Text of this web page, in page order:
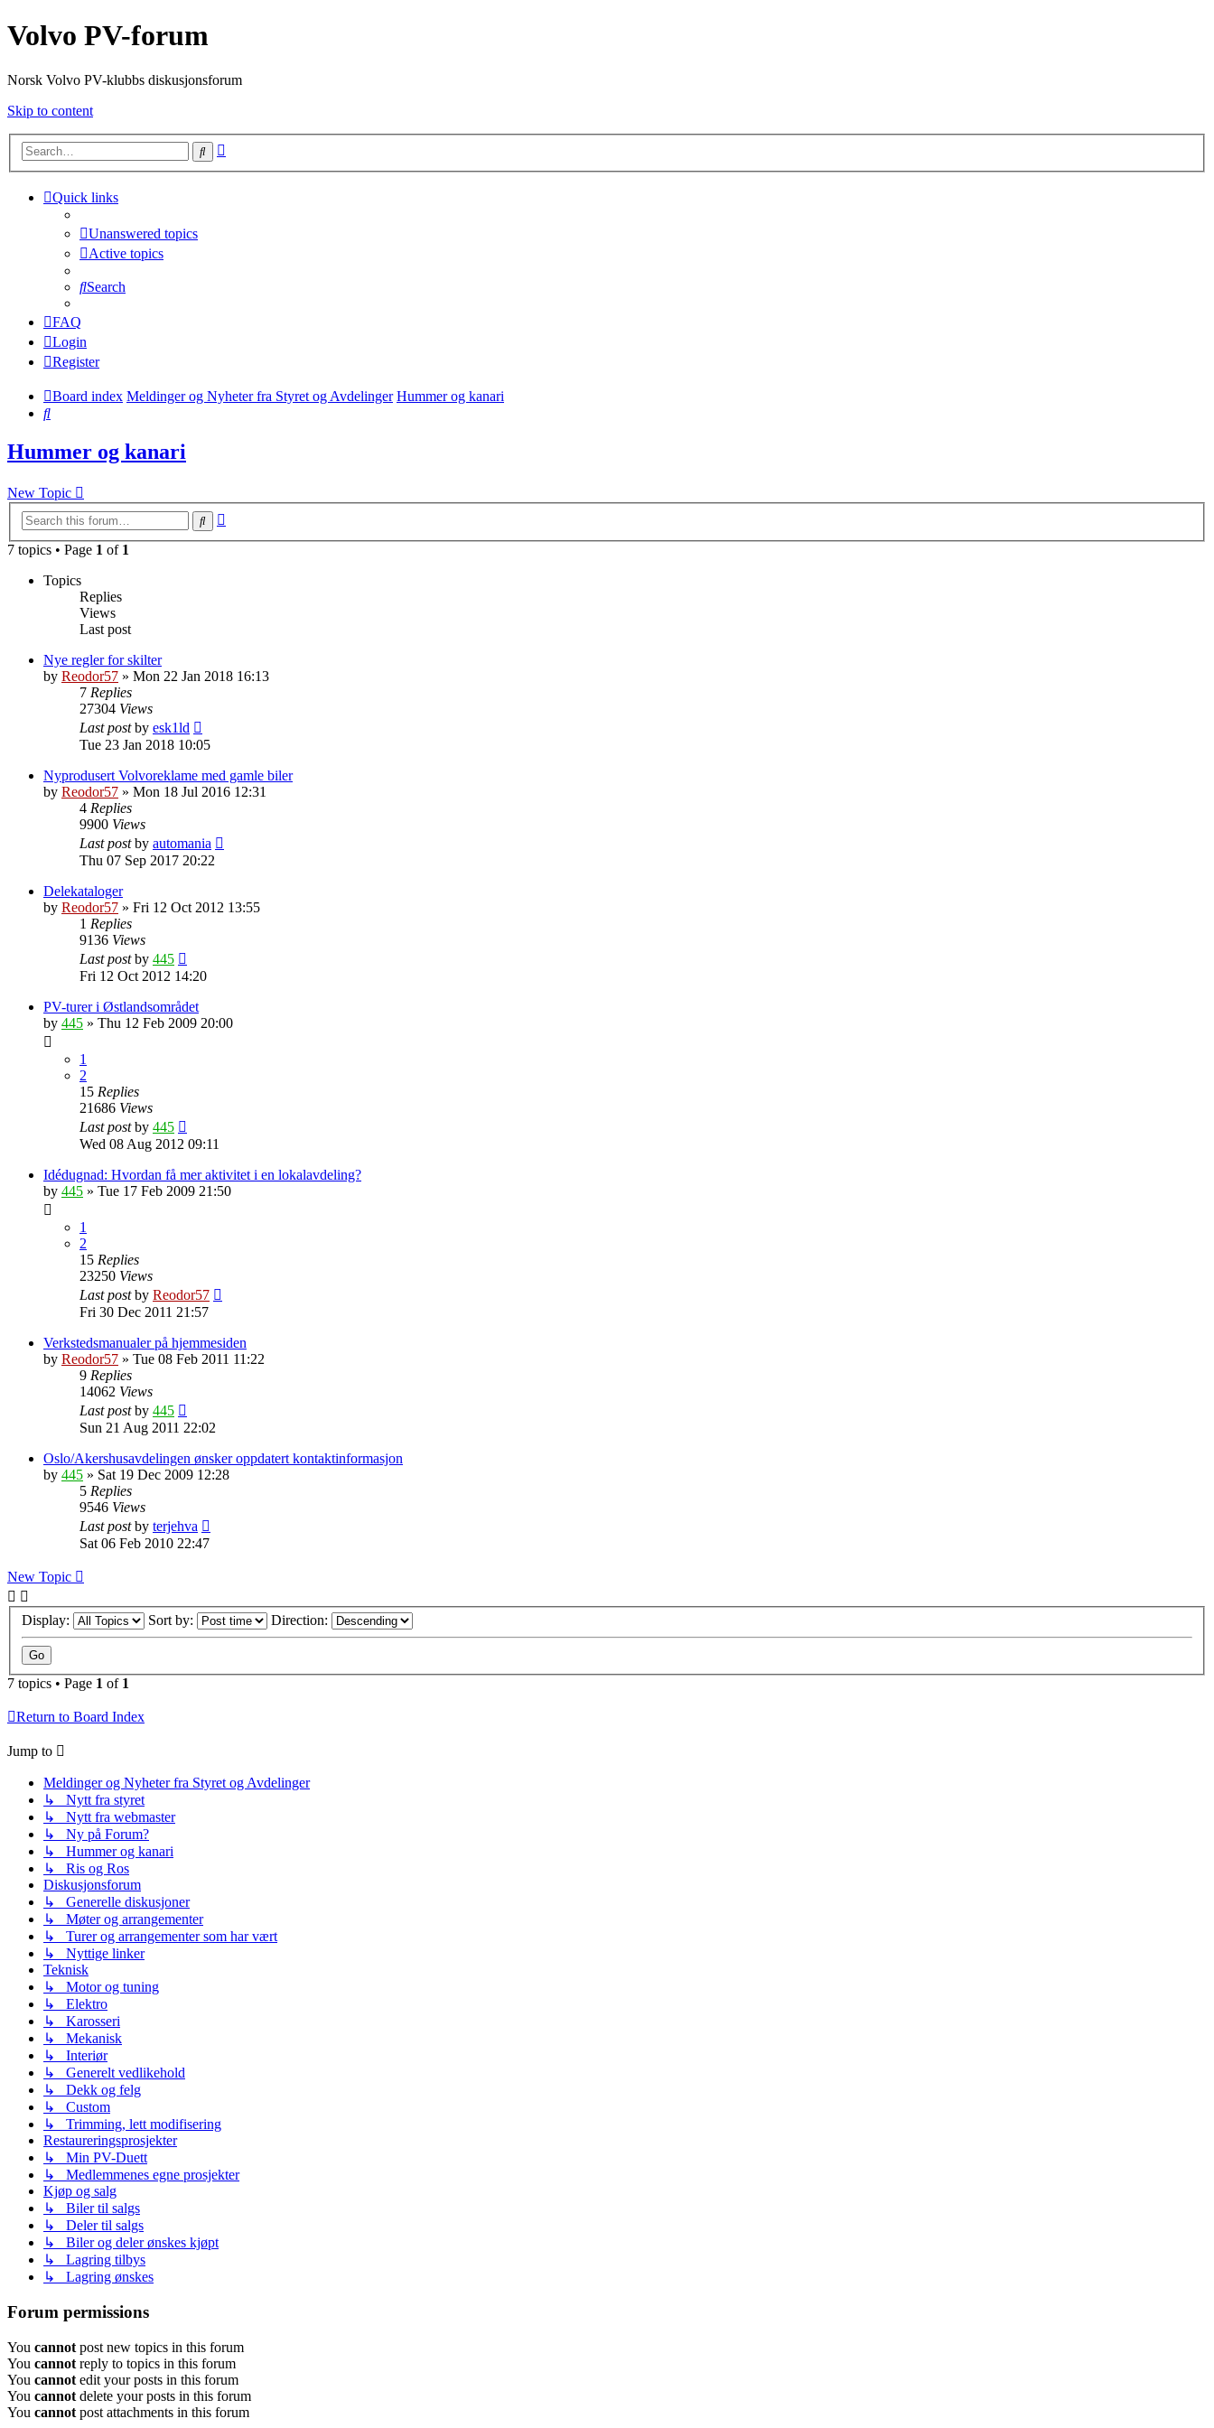
Volvo PV-forum
Norsk Volvo PV-klubbs diskusjonsforum
Skip to content
Search
Quick links
Unanswered topics
Active topics
Search
FAQ
Login
Register
Board index Meldinger og Nyheter fra Styret og Avdelinger Hummer og kanari
Search
Hummer og kanari
New Topic
Search
7 topics • Page 1 of 1
Topics
Replies
Views
Last post
Nye regler for skilter
by Reodor57 » Mon 22 Jan 2018 16:13
7 Replies
27304 Views
Last postby esk1ld
Tue 23 Jan 2018 10:05
Nyprodusert Volvoreklame med gamle biler
by Reodor57 » Mon 18 Jul 2016 12:31
4 Replies
9900 Views
Last postby automania
Thu 07 Sep 2017 20:22
Delekataloger
by Reodor57 » Fri 12 Oct 2012 13:55
1 Replies
9136 Views
Last postby 445
Fri 12 Oct 2012 14:20
PV-turer i Østlandsområdet
by 445 » Thu 12 Feb 2009 20:00
1
2
15 Replies
21686 Views
Last postby 445
Wed 08 Aug 2012 09:11
Idédugnad: Hvordan få mer aktivitet i en lokalavdeling?
by 445 » Tue 17 Feb 2009 21:50
1
2
15 Replies
23250 Views
Last postby Reodor57
Fri 30 Dec 2011 21:57
Verkstedsmanualer på hjemmesiden
by Reodor57 » Tue 08 Feb 2011 11:22
9 Replies
14062 Views
Last postby 445
Sun 21 Aug 2011 22:02
Oslo/Akershusavdelingen ønsker oppdatert kontaktinformasjon
by 445 » Sat 19 Dec 2009 12:28
5 Replies
9546 Views
Last postby terjehva
Sat 06 Feb 2010 22:47
New Topic
Display: Sort by: Direction:
7 topics • Page 1 of 1
Return to Board Index
Jump to
Meldinger og Nyheter fra Styret og Avdelinger
↳ Nytt fra styret
↳ Nytt fra webmaster
↳ Ny på Forum?
↳ Hummer og kanari
↳ Ris og Ros
Diskusjonsforum
↳ Generelle diskusjoner
↳ Møter og arrangementer
↳ Turer og arrangementer som har vært
↳ Nyttige linker
Teknisk
↳ Motor og tuning
↳ Elektro
↳ Karosseri
↳ Mekanisk
↳ Interiør
↳ Generelt vedlikehold
↳ Dekk og felg
↳ Custom
↳ Trimming, lett modifisering
Restaureringsprosjekter
↳ Min PV-Duett
↳ Medlemmenes egne prosjekter
Kjøp og salg
↳ Biler til salgs
↳ Deler til salgs
↳ Biler og deler ønskes kjøpt
↳ Lagring tilbys
↳ Lagring ønskes
Forum permissions
You cannot post new topics in this forum
You cannot reply to topics in this forum
You cannot edit your posts in this forum
You cannot delete your posts in this forum
You cannot post attachments in this forum